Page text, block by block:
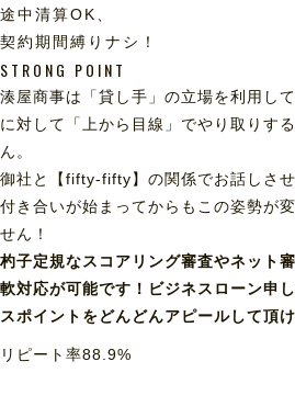
途中清算OK、
契約期間縛りナシ！
STRONG POINT
湊屋商事は「貸し手」の立場を利用し
に対して「上から目線」でやり取りす
ん。
御社と【fifty-fifty】の関係でお話しさ
付き合いが始まってからもこの姿勢が
せん！
杓子定規なスコアリング審査やネット
軟対応が可能です！ビジネスローン申
スポイントをどんどんアピールして頂
リピート率88.9%